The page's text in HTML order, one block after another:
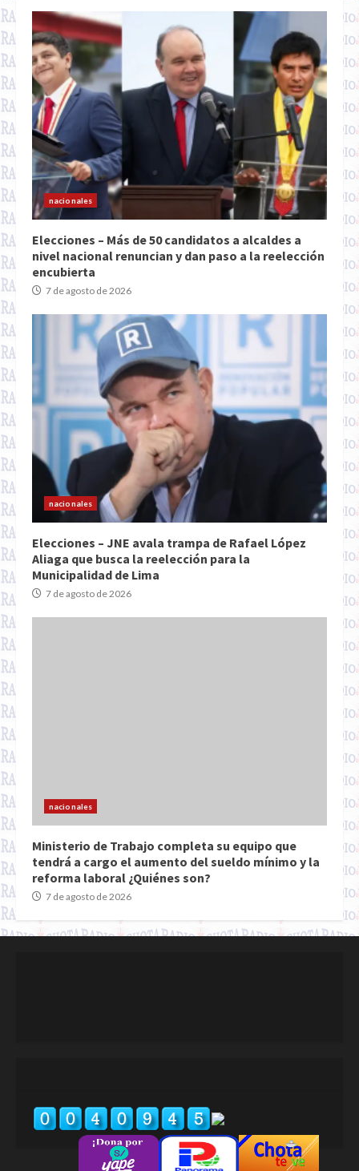
nacionales
Elecciones – Más de 50 candidatos a alcaldes a
nivel nacional renuncian y dan paso a la reelección
encubierta
7 de agosto de 2026
nacionales
Elecciones – JNE avala trampa de Rafael López
Aliaga que busca la reelección para la
Municipalidad de Lima
7 de agosto de 2026
nacionales
Ministerio de Trabajo completa su equipo que
tendrá a cargo el aumento del sueldo mínimo y la
reforma laboral ¿Quiénes son?
7 de agosto de 2026